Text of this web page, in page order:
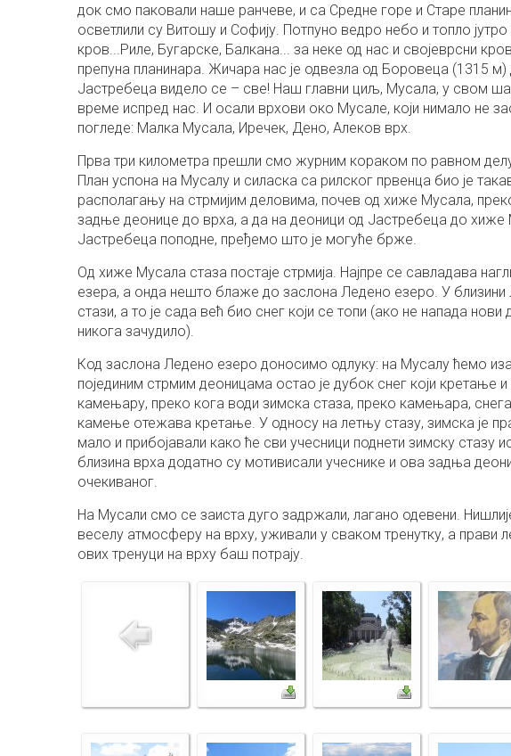
док смо паковали наше ранчеве, и са Средне горе и Старе
осветлили су Витошу и Софију. Потпуно ведро небо и топло
кров...Риле, Бугарске, Балкана... за неке од нас и својеврсни
препуна планинара. Жичара нас је одвезла од Боровеца (1315
Јастребеца видело се – све! Наш главни циљ, Мусала, у свом
време испред нас. И осали врхови око Мусале, који нимало не
погледе: Малка Мусала, Иречек, Дено, Алеков врх.
Прва три километра прешли смо журним кораком по равном
План успона на Мусалу и силаска са рилског првенца био је
располагању на стрмијим деловима, почев од хиже Мусала,
задње деонице до врха, а да на деоници од Јастребеца до хиже
Јастребеца поподне, пређемо што је могуће брже.
Од хиже Мусала стаза постаје стрмија. Најпре се савладава
езера, а онда нешто блаже до заслона Ледено езеро. У
стази, а то је сада већ био снег који се топи (ако не напада
никога зачудило).
Код заслона Ледено езеро доносимо одлуку: на Мусалу ћемо
појединим стрмим деоницама остао је дубок снег који кретање
камењару, преко кога води зимска стаза, преко камењара,
камење отежава кретање. У односу на летњу стазу, зимска је
мало и прибојавали како ће сви учесници поднети зимску стазу
близина врха додатно су мотивисали учеснике и ова задња
очекиваног.
На Мусали смо се заиста дуго задржали, лагано одевени.
веселу атмосферу на врху, уживали у сваком тренутку, а прави
ових тренуци на врху баш потрају.